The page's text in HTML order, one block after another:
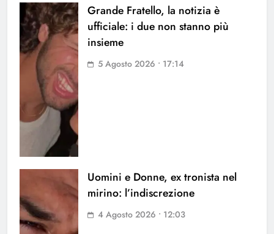
Grande Fratello, la notizia è
ufficiale: i due non stanno più
insieme
5 Agosto 2026 • 17:14
Uomini e Donne, ex tronista nel
mirino: l’indiscrezione
4 Agosto 2026 • 12:03